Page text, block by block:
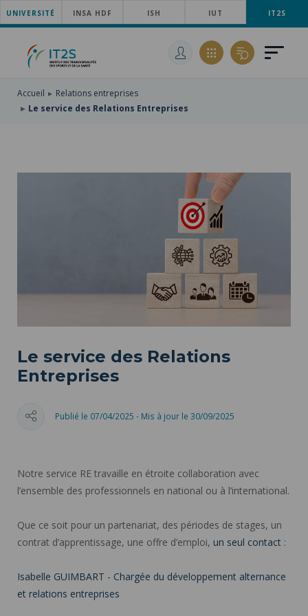
ACCÉDER
AU
MENU
PRINCIPAL
ALLER
CONTENU
ACCÉDER
RECHERCHE
UNIVERSITÉ INSA HDF ISH IUT IT2S
Accueil
Relations entreprises
Le service des Relations Entreprises
Le service des Relations
Entreprises
Publié le 07/04/2025 - Mis à jour le 30/09/2025
Notre service RE travaille en étroite collaboration avec
l’ensemble des professionnels en national ou à l’international.
Que ce soit pour un partenariat, des périodes de stages, un
contrat d’apprentissage, une offre d’emploi, un seul contact :
Isabelle GUIMBART - Chargée du développement alternance
et relations entreprises